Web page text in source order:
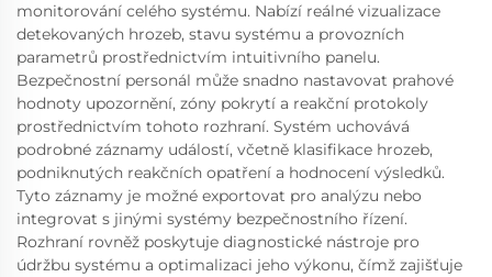
monitorování celého systému. Nabízí reálné vizualizace
detekovaných hrozeb, stavu systému a provozních
parametrů prostřednictvím intuitivního panelu.
Bezpečnostní personál může snadno nastavovat prahové
hodnoty upozornění, zóny pokrytí a reakční protokoly
prostřednictvím tohoto rozhraní. Systém uchovává
podrobné záznamy událostí, včetně klasifikace hrozeb,
podniknutých reakčních opatření a hodnocení výsledků.
Tyto záznamy je možné exportovat pro analýzu nebo
integrovat s jinými systémy bezpečnostního řízení.
Rozhraní rovněž poskytuje diagnostické nástroje pro
údržbu systému a optimalizaci jeho výkonu, čímž zajišťuje